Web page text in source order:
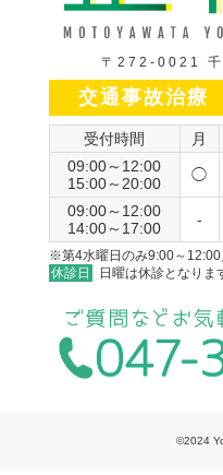
〒272-0021 千
交通事故治療
受付時間 月
09:00～12:00
15:00～20:00
◯
09:00～12:00
14:00～17:00
-
※第4水曜日のみ9:00～12:00
休診日
日曜は休診となりま
©2024